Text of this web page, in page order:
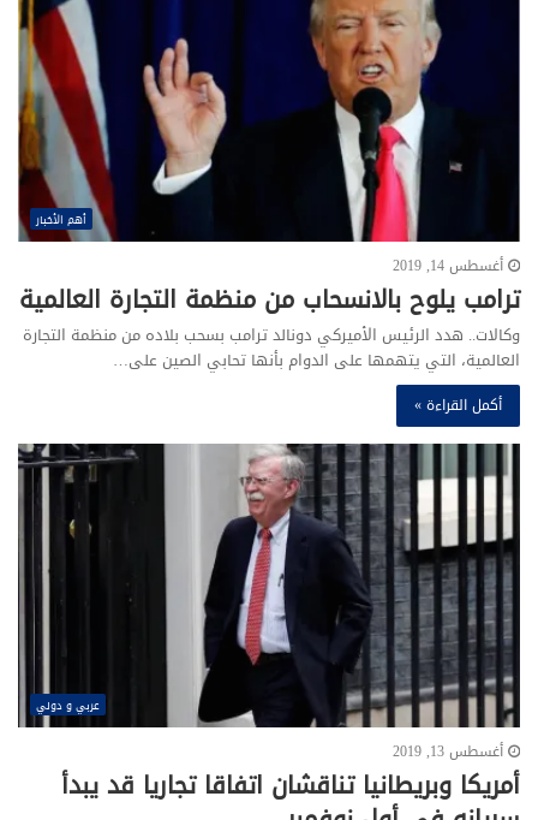
أهم الأخبار
أغسطس 14, 2019
ترامب يلوح بالانسحاب من منظمة التجارة العالمية
وكالات.. هدد الرئيس الأميركي دونالد ترامب بسحب بلاده من منظمة التجارة
العالمية، التي يتهمها على الدوام بأنها تحابي الصين على…
أكمل القراءة »
عربي و دولي
أغسطس 13, 2019
أمريكا وبريطانيا تناقشان اتفاقا تجاريا قد يبدأ